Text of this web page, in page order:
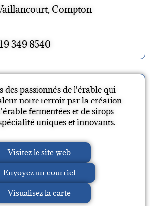
Compton
349 8540
des passionnés de l'érable qui
notre terroir par la création
fermentées et de sirops
uniques et innovants.
Visitez le site web
Envoyez un courriel
Visualisez la carte